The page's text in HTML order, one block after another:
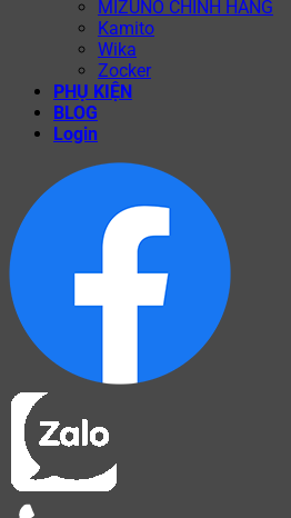
MIZUNO CHÍNH HÃNG
Kamito
Wika
Zocker
PHỤ KIỆN
BLOG
Login